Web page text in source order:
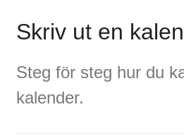
Skriv ut en
Steg för steg hur du
kalender.